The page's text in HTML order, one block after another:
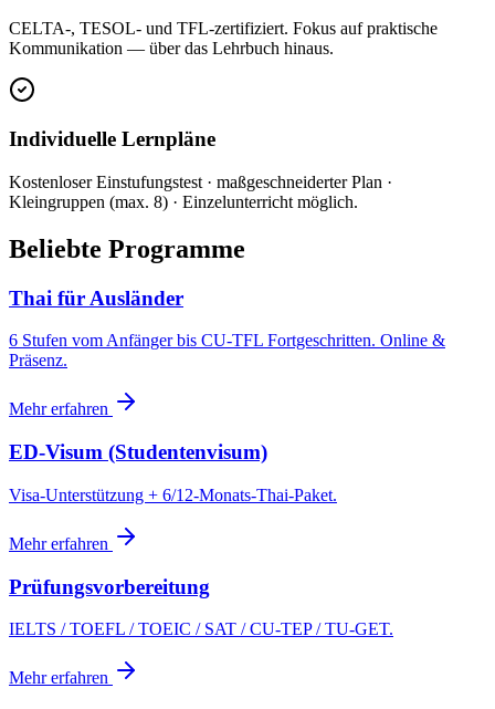
CELTA-, TESOL- und TFL-zertifiziert. Fokus auf praktische
Kommunikation — über das Lehrbuch hinaus.
Individuelle Lernpläne
Kostenloser Einstufungstest · maßgeschneiderter Plan ·
Kleingruppen (max. 8) · Einzelunterricht möglich.
Beliebte Programme
Thai für Ausländer
6 Stufen vom Anfänger bis CU-TFL Fortgeschritten. Online &
Präsenz.
Mehr erfahren
ED-Visum (Studentenvisum)
Visa-Unterstützung + 6/12-Monats-Thai-Paket.
Mehr erfahren
Prüfungsvorbereitung
IELTS / TOEFL / TOEIC / SAT / CU-TEP / TU-GET.
Mehr erfahren